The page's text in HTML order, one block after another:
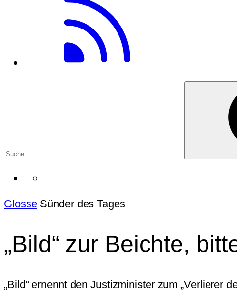
Glosse Sünder des Tages
„Bild“ zur Beichte,
„Bild“ ernennt den Justizminister zum „Verlierer